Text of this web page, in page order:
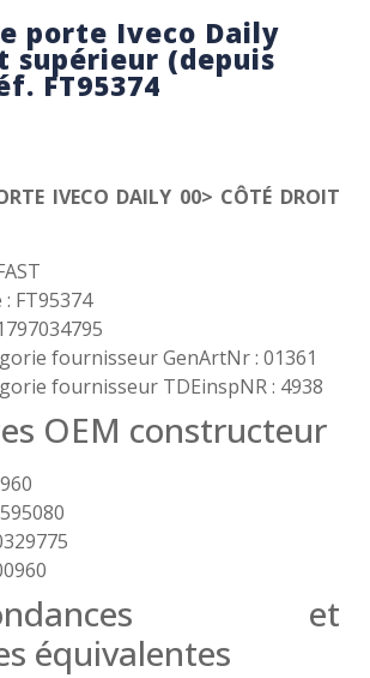
porte Iveco Daily
supérieur (depuis
FT95374
IVECO DAILY 00> CÔTÉ DROIT
FT95374
fournisseur GenArtNr : 01361
fournisseur TDEinspNR : 4938
OEM constructeur
et
équivalentes